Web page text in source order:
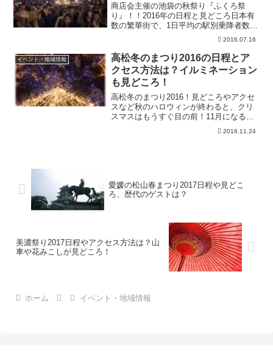
商店会主催の池袋の秋祭り『ふくろ祭
り』！！2016年の日程と見どころ日本有
数の繁華街で、1日平均の駅別乗降者数で
は、「新宿駅」に次ぐ国内2位の規模を誇
や買い物客で賑わうこの都会で、毎年秋
に大規模なイベント...
2016.07.16
イベント・地域情報
高松冬のまつり2016の日程とア
クセス方法は？イルミネーション
も見どころ！
高松冬のまつり2016！見どころやアクセ
スなど秋のハロウィンが終わると、クリ
スマスはもうすぐ目の前！11月になると
街中はすでにクリスマスモードですよ
ね！クリスマスと言えばイルミネーショ
2016.11.24
愛媛の松山春まつり2017日程や見どこ
ろ、歴代のゲストは？
美濃祭り2017日程やアクセス方法は？山
車や花みこしが見どころ！
ホーム イベント・地域情報